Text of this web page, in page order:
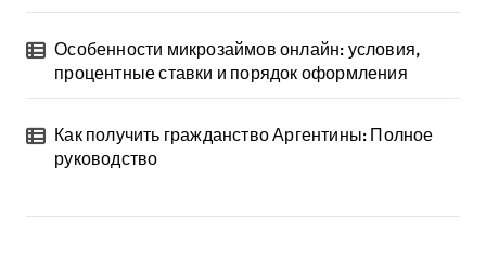
Особенности микрозаймов онлайн: условия,
процентные ставки и порядок оформления
Как получить гражданство Аргентины: Полное
руководство